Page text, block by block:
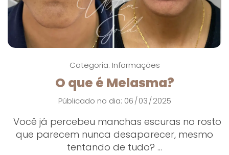
Categoria: Informações
O que é Melasma?
Públicado no dia: 06 / 03 / 2025
Você já percebeu manchas escuras no rosto
que parecem nunca desaparecer, mesmo
tentando de tudo? ...